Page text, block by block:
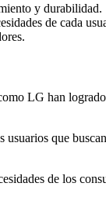
y durabilidad.
de cada
LG han
que
de los